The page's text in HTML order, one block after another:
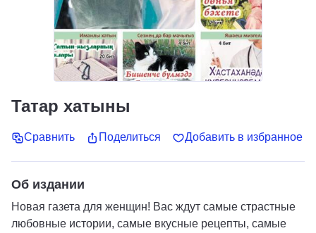
Татар хатыны
Сравнить Поделиться Добавить в избранное
Об издании
Новая газета для женщин! Вас ждут самые страстные
любовные истории, самые вкусные рецепты, самые